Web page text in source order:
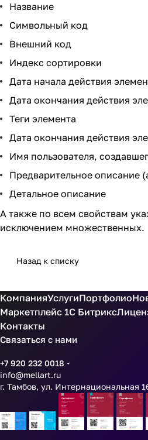
Название
Символьный код
Внешний код
Индекс сортировки
Дата начала действия
Дата окончания действия
Теги элемента
Дата окончания действия
Имя пользователя,
Предварительное описание
Детальное описание
А также по всем свойствам
исключением множественных.
Назад к списку
КомпанияУслугиПортфолио
Маркетплейс 1С Битрикс
Контакты
Связаться с нами
+7 920 232 0018
info@mellart.ru
г. Тамбов, ул. Интернациональная